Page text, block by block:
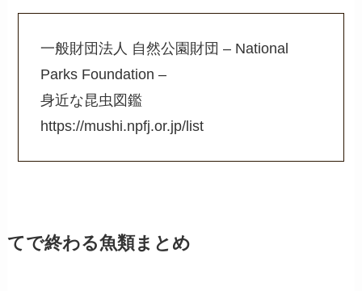
一般財団法人 自然公園財団 – National
Parks Foundation –
身近な昆虫図鑑
https://mushi.npfj.or.jp/list
てで終わる魚類まとめ